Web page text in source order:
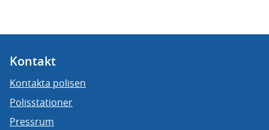
Kontakt
Kontakta polisen
Polisstationer
Pressrum